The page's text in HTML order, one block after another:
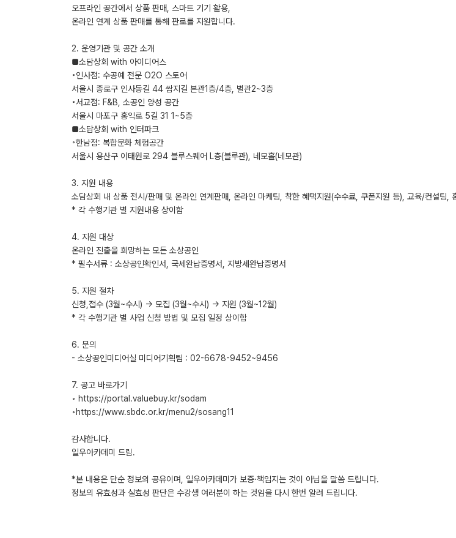
오프라인 공간에서 상품 판매, 스마트 기기 활용,
온라인 연계 상품 판매를 통해 판로를 지원합니다.
2. 운영기관 및 공간 소개
■소담상회 with 아이디어스
◦인사점: 수공예 전문 O2O 스토어
서울시 종로구 인사동길 44 쌈지길 본관1층/4층, 별관2~3층
◦서교점: F&B, 소공인 양성 공간
서울시 마포구 홍익로 5길 31 1~5층
■소담상회 with 인터파크
◦한남점: 복합문화 체험공간
서울시 용산구 이태원로 294 블루스퀘어 L층(블루관), 네모홀(네모관)
3. 지원 내용
소담상회 내 상품 전시/판매 및 온라인 연계판매, 온라인 마케팅, 착한 혜택지원(수수료, 쿠폰지원 등), 교육/컨설팅,
* 각 수행기관 별 지원내용 상이함
4. 지원 대상
온라인 진출을 희망하는 모든 소상공인
* 필수서류 : 소상공인확인서, 국세완납증명서, 지방세완납증명서
5. 지원 절차
신청,접수 (3월~수시) → 모집 (3월~수시) → 지원 (3월~12월)
* 각 수행기관 별 사업 신청 방법 및 모집 일정 상이함
6. 문의
- 소상공인미디어실 미디어기획팀 : 02-6678-9452~9456
7. 공고 바로가기
◦ https://portal.valuebuy.kr/sodam
◦https://www.sbdc.or.kr/menu2/sosang11
감사합니다.
일우아카데미 드림.
*본 내용은 단순 정보의 공유이며, 일우아카데미가 보증·책임지는 것이 아님을 말씀 드립니다.
정보의 유효성과 실효성 판단은 수강생 여러분이 하는 것임을 다시 한번 알려 드립니다.